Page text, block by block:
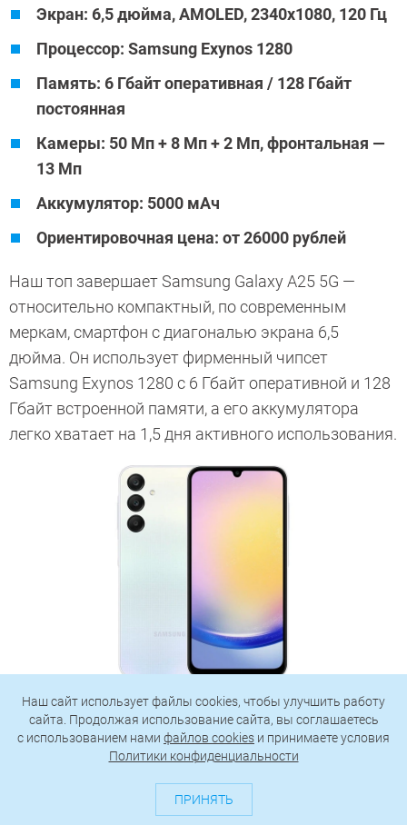
Экран: 6,5 дюйма, AMOLED, 2340х1080, 120 Гц
Процессор: Samsung Exynos 1280
Память: 6 Гбайт оперативная / 128 Гбайт
постоянная
Камеры: 50 Мп + 8 Мп + 2 Мп, фронтальная —
13 Мп
Аккумулятор: 5000 мАч
Ориентировочная цена: от 26000 рублей
Наш топ завершает Samsung Galaxy A25 5G —
относительно компактный, по современным
меркам, смартфон с диагональю экрана 6,5
дюйма. Он использует фирменный чипсет
Samsung Exynos 1280 с 6 Гбайт оперативной и 128
Гбайт встроенной памяти, а его аккумулятора
легко хватает на 1,5 дня активного использования.
Это отличный вариант для тех, кто думает, какой
главным достоинством телефона его камеры. Они
Наш сайт использует файлы cookies, чтобы улучшить работу
сайта. Продолжая использование сайта, вы соглашаетесь
c использованием нами файлов cookies и принимаете условия
Политики конфиденциальности
ПРИНЯТЬ